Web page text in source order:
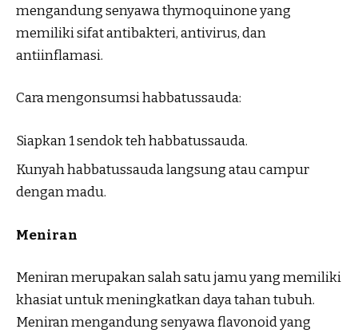
mengandung senyawa thymoquinone yang
memiliki sifat antibakteri, antivirus, dan
antiinflamasi.
Cara mengonsumsi habbatussauda:
Siapkan 1 sendok teh habbatussauda.
Kunyah habbatussauda langsung atau campur
dengan madu.
Meniran
Meniran merupakan salah satu jamu yang memiliki
khasiat untuk meningkatkan daya tahan tubuh.
Meniran mengandung senyawa flavonoid yang